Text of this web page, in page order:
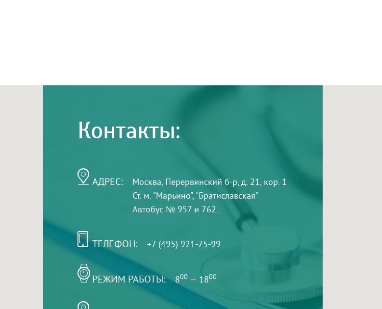
Контакты:
АДРЕС:
Москва, Перервинский б-р, д. 21, кор. 1
Ст. м. "Марьино", "Братиславская"
Автобус № 957 и 762.
ТЕЛЕФОН: +7 (495) 921-75-99
РЕЖИМ РАБОТЫ: 800 — 1800